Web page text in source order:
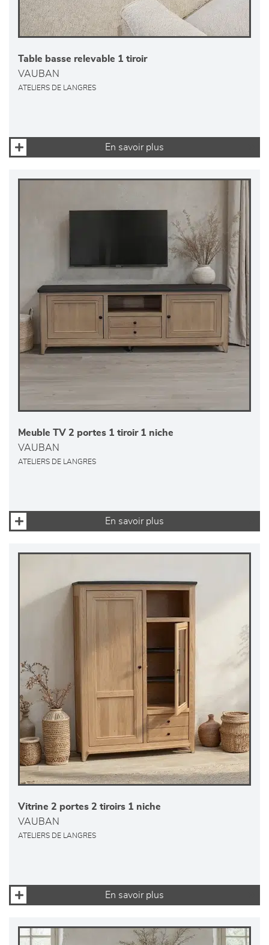
Table basse relevable 1 tiroir
VAUBAN
ATELIERS DE LANGRES
En savoir plus
Meuble TV 2 portes 1 tiroir 1 niche
VAUBAN
ATELIERS DE LANGRES
En savoir plus
Vitrine 2 portes 2 tiroirs 1 niche
VAUBAN
ATELIERS DE LANGRES
En savoir plus